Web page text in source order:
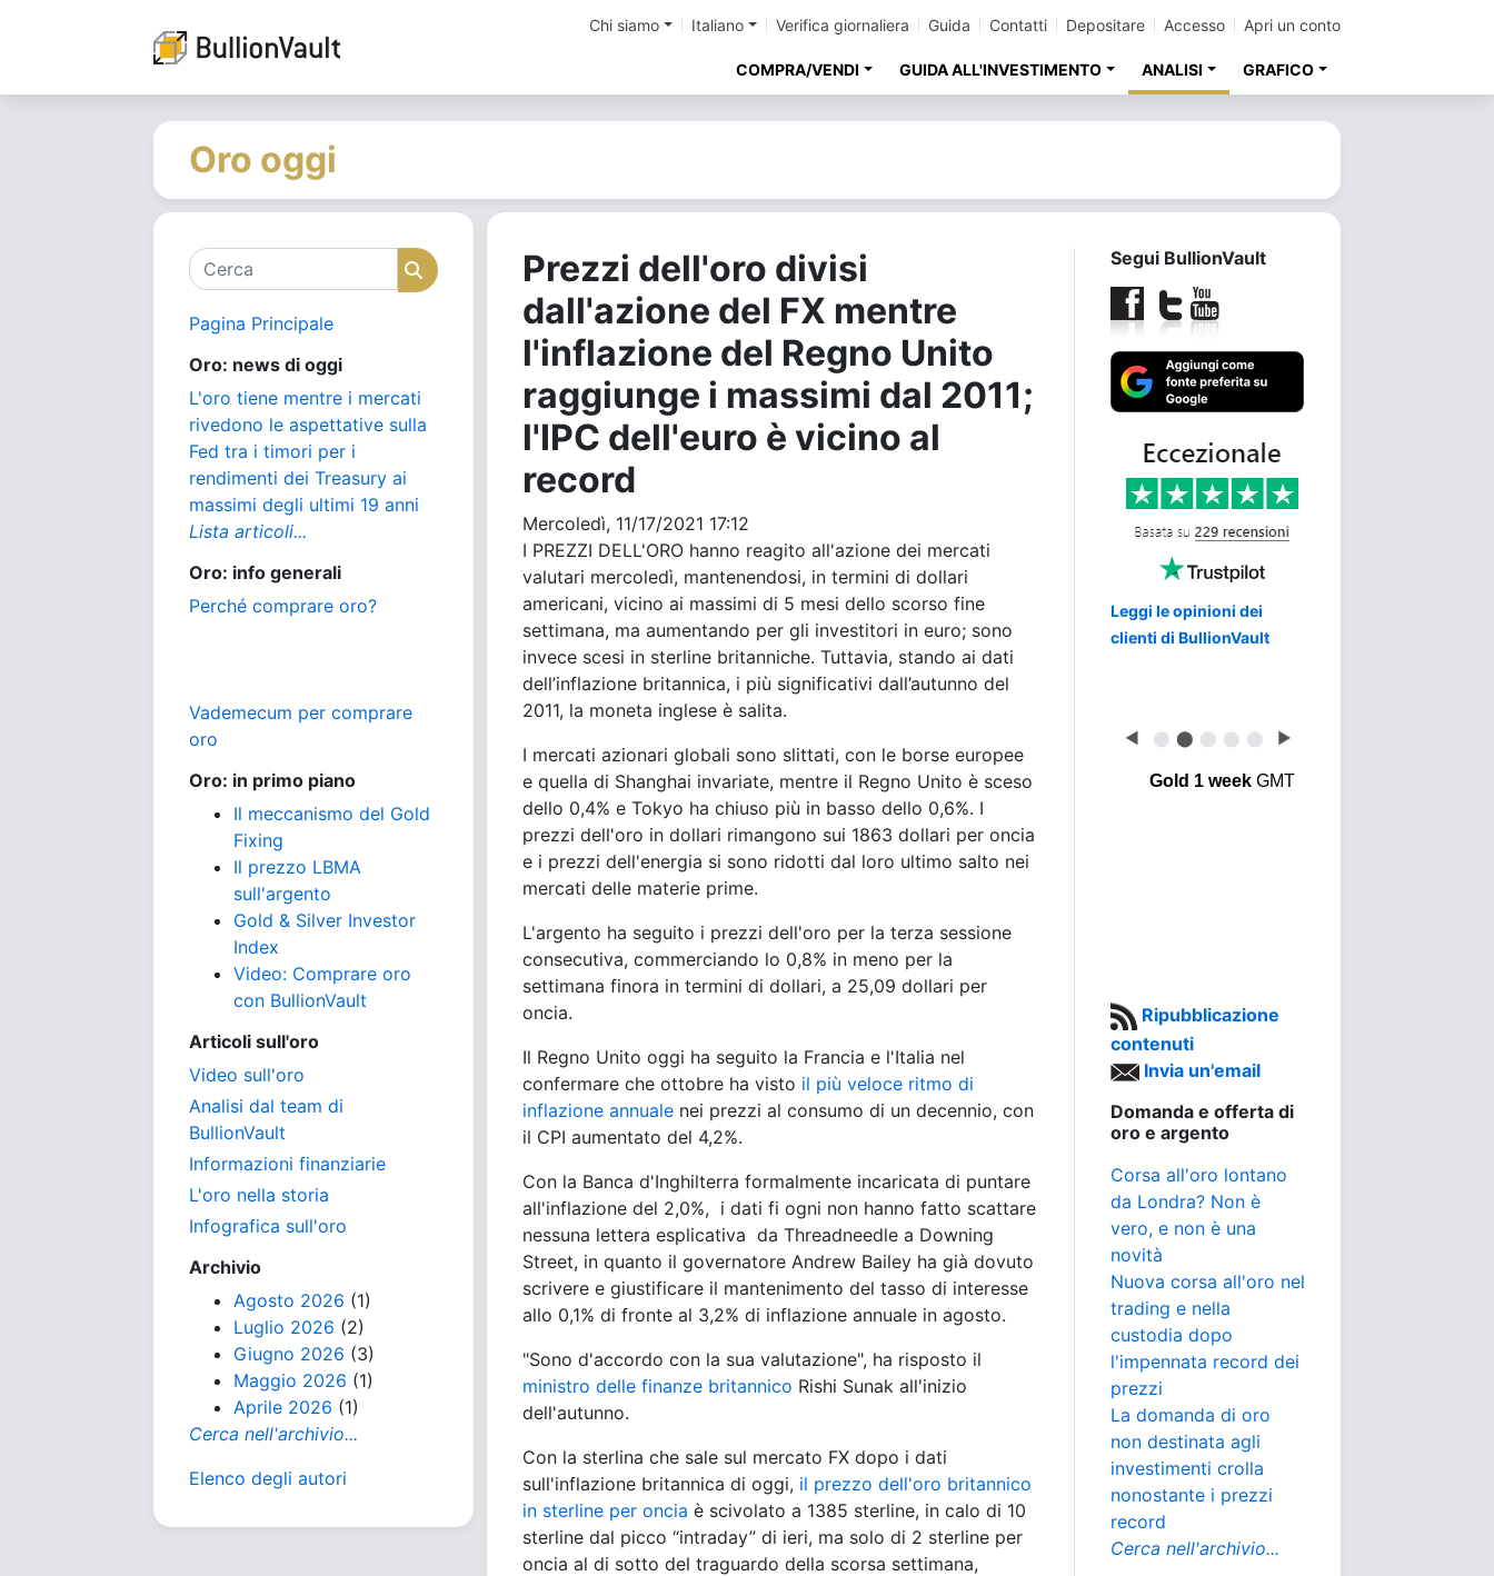
Chi siamo Italiano Verifica giornaliera Guida Contatti Depositare Accesso Apri un conto
COMPRA/VENDI GUIDA ALL'INVESTIMENTO ANALISI GRAFICO
Oro oggi
Cerca Cerca
Pagina Principale
Oro: news di oggi
L'oro tiene mentre i mercati
rivedono le aspettative sulla
Fed tra i timori per i
rendimenti dei Treasury ai
massimi degli ultimi 19 anni
Lista articoli...
Oro: info generali
Perché comprare oro?
Vademecum per comprare
oro
Oro: in primo piano
Il meccanismo del Gold
Fixing
Il prezzo LBMA
sull'argento
Gold & Silver Investor
Index
Video: Comprare oro
con BullionVault
Articoli sull'oro
Video sull'oro
Analisi dal team di
BullionVault
Informazioni finanziarie
L'oro nella storia
Infografica sull'oro
Archivio
Agosto 2026 (1)
Luglio 2026 (2)
Giugno 2026 (3)
Maggio 2026 (1)
Aprile 2026 (1)
Cerca nell'archivio...
Elenco degli autori
Prezzi dell'oro divisi
dall'azione del FX mentre
l'inflazione del Regno Unito
raggiunge i massimi dal 2011;
l'IPC dell'euro è vicino al
record
Mercoledì, 11/17/2021 17:12
I PREZZI DELL'ORO hanno reagito all'azione dei mercati
valutari mercoledì, mantenendosi, in termini di dollari
americani, vicino ai massimi di 5 mesi dello scorso fine
settimana, ma aumentando per gli investitori in euro; sono
invece scesi in sterline britanniche. Tuttavia, stando ai dati
dell’inflazione britannica, i più significativi dall’autunno del
2011, la moneta inglese è salita.
I mercati azionari globali sono slittati, con le borse europee
e quella di Shanghai invariate, mentre il Regno Unito è sceso
dello 0,4% e Tokyo ha chiuso più in basso dello 0,6%. I
prezzi dell'oro in dollari rimangono sui 1863 dollari per oncia
e i prezzi dell'energia si sono ridotti dal loro ultimo salto nei
mercati delle materie prime.
L'argento ha seguito i prezzi dell'oro per la terza sessione
consecutiva, commerciando lo 0,8% in meno per la
settimana finora in termini di dollari, a 25,09 dollari per
oncia.
Il Regno Unito oggi ha seguito la Francia e l'Italia nel
confermare che ottobre ha visto il più veloce ritmo di
inflazione annuale nei prezzi al consumo di un decennio, con
il CPI aumentato del 4,2%.
Con la Banca d'Inghilterra formalmente incaricata di puntare
all'inflazione del 2,0%, i dati fi ogni non hanno fatto scattare
nessuna lettera esplicativa da Threadneedle a Downing
Street, in quanto il governatore Andrew Bailey ha già dovuto
scrivere e giustificare il mantenimento del tasso di interesse
allo 0,1% di fronte al 3,2% di inflazione annuale in agosto.
"Sono d'accordo con la sua valutazione", ha risposto il
ministro delle finanze britannico Rishi Sunak all'inizio
dell'autunno.
Con la sterlina che sale sul mercato FX dopo i dati
sull'inflazione britannica di oggi, il prezzo dell'oro britannico
in sterline per oncia è scivolato a 1385 sterline, in calo di 10
sterline dal picco “intraday” di ieri, ma solo di 2 sterline per
oncia al di sotto del traguardo della scorsa settimana,
Segui BullionVault
Leggi le opinioni dei
clienti di BullionVault
◀ ⬤ ⬤ ⬤ ⬤ ⬤ ▶
Gold 1 weekGMT
Ripubblicazione
contenuti
Invia un'email
Domanda e offerta di
oro e argento
Corsa all'oro lontano
da Londra? Non è
vero, e non è una
novità
Nuova corsa all'oro nel
trading e nella
custodia dopo
l'impennata record dei
prezzi
La domanda di oro
non destinata agli
investimenti crolla
nonostante i prezzi
record
Cerca nell'archivio...